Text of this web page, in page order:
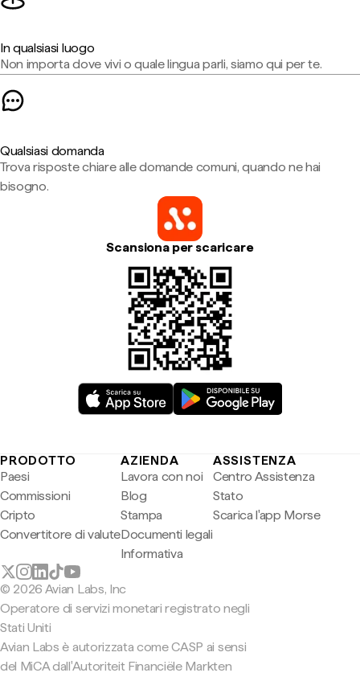
In qualsiasi luogo
Non importa dove vivi o quale lingua parli, siamo qui per te.
Qualsiasi domanda
Trova risposte chiare alle domande comuni, quando ne hai
bisogno.
Scansiona per scaricare
PRODOTTO
Paesi
Commissioni
Cripto
Convertitore di valute
AZIENDA
Lavora con noi
Blog
Stampa
Documenti legali
Informativa
ASSISTENZA
Centro Assistenza
Stato
Scarica l'app Morse
© 2026 Avian Labs, Inc
Operatore di servizi monetari registrato negli
Stati Uniti
Avian Labs è autorizzata come CASP ai sensi
del MiCA dall'Autoriteit Financiële Markten